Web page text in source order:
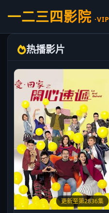
一二三四影院 ·VIP
热播影片
更新至第2836集